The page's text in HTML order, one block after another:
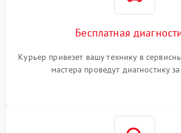
Бесплатная
Курьер привезет вашу технику в
мастера проведут диагностику